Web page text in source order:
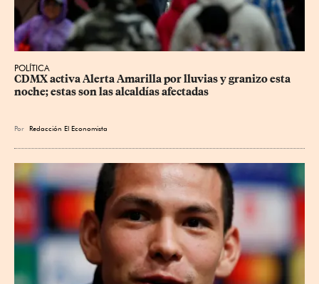
POLÍTICA
CDMX activa Alerta Amarilla por lluvias y granizo esta
noche; estas son las alcaldías afectadas
Por Redacción El Economista